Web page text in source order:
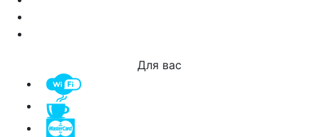
Для вас